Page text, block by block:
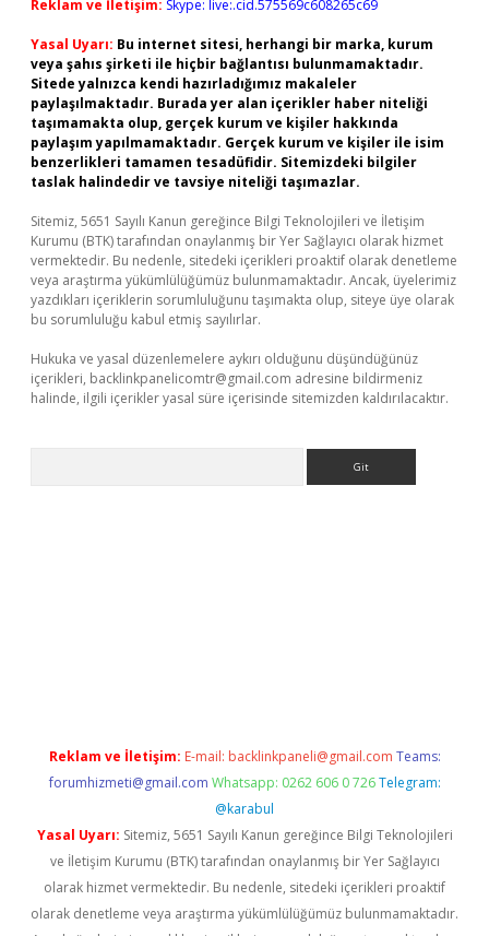
Reklam ve İletişim: Skype: live:.cid.575569c608265c69
Yasal Uyarı: Bu internet sitesi, herhangi bir marka, kurum
veya şahıs şirketi ile hiçbir bağlantısı bulunmamaktadır.
Sitede yalnızca kendi hazırladığımız makaleler
paylaşılmaktadır. Burada yer alan içerikler haber niteliği
taşımamakta olup, gerçek kurum ve kişiler hakkında
paylaşım yapılmamaktadır. Gerçek kurum ve kişiler ile isim
benzerlikleri tamamen tesadüfidir. Sitemizdeki bilgiler
taslak halindedir ve tavsiye niteliği taşımazlar.
Sitemiz, 5651 Sayılı Kanun gereğince Bilgi Teknolojileri ve İletişim
Kurumu (BTK) tarafından onaylanmış bir Yer Sağlayıcı olarak hizmet
vermektedir. Bu nedenle, sitedeki içerikleri proaktif olarak denetleme
veya araştırma yükümlülüğümüz bulunmamaktadır. Ancak, üyelerimiz
yazdıkları içeriklerin sorumluluğunu taşımakta olup, siteye üye olarak
bu sorumluluğu kabul etmiş sayılırlar.
Hukuka ve yasal düzenlemelere aykırı olduğunu düşündüğünüz
içerikleri, backlinkpanelicomtr@gmail.com adresine bildirmeniz
halinde, ilgili içerikler yasal süre içerisinde sitemizden kaldırılacaktır.
Reklam ve İletişim: E-mail: backlinkpaneli@gmail.com Teams:
forumhizmeti@gmail.com Whatsapp: 0262 606 0 726 Telegram:
@karabul
Yasal Uyarı: Sitemiz, 5651 Sayılı Kanun gereğince Bilgi Teknolojileri
ve İletişim Kurumu (BTK) tarafından onaylanmış bir Yer Sağlayıcı
olarak hizmet vermektedir. Bu nedenle, sitedeki içerikleri proaktif
olarak denetleme veya araştırma yükümlülüğümüz bulunmamaktadır.